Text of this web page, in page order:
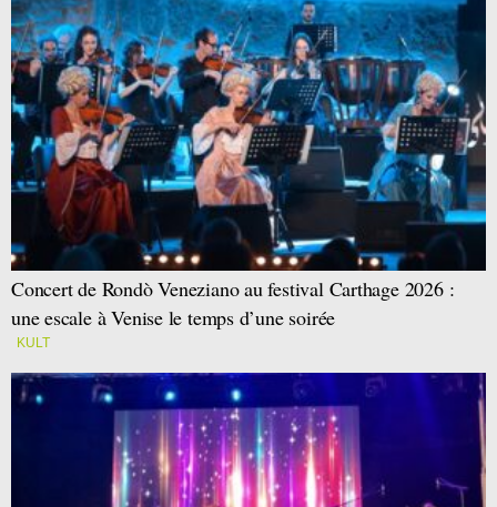
Concert de Rondò Veneziano au festival Carthage 2026 :
une escale à Venise le temps d’une soirée
KULT